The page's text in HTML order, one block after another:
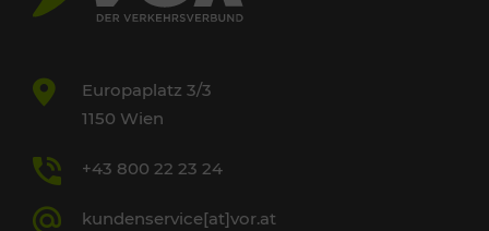
Europaplatz 3/3
1150 Wien
+43 800 22 23 24
kundenservice[at]vor.at